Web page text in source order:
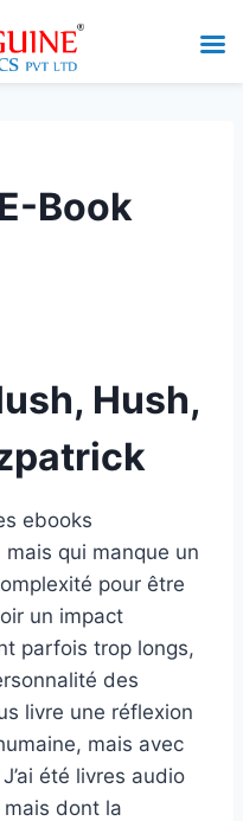
Book
Hush,
ebooks
qui manque un
pour être
un impact
parfois trop longs,
des
livre une réflexion
mais avec
été livres audio
mais dont la